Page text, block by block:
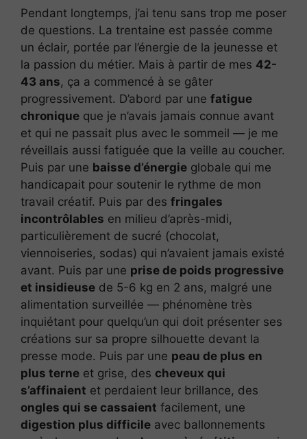
Pendant longtemps, j’ai tenu sans trop me poser
de questions. La trentaine est passée comme
un éclair, portée par l’énergie de la jeunesse et
la passion du métier. Mais à partir de mes 42-
43 ans, ça a commencé à se gâter
progressivement. D’abord par une fatigue
chronique que je n’avais jamais connue avant
et qui ne passait plus avec le sommeil — je me
réveillais aussi fatiguée que la veille au coucher.
Puis par une baisse d’énergie globale qui me
handicapait pour soutenir le rythme de mon
travail créatif. Puis par des fringales
incontrôlables en milieu d’après-midi,
particulièrement de sucré (chocolat,
viennoiseries, sodas) qui n’avaient jamais existé
avant. Puis par une prise de poids progressive
et insidieuse de 5-6 kg en 2 ans, malgré une
alimentation surveillée — phénomène très
inquiétant pour quelqu’un qui doit présenter ses
créations sur sa propre silhouette devant la
presse mode. Puis par une peau de plus en
plus terne et grise, des cheveux qui
s’affinaient et perdaient leur brillance, des
ongles qui se cassaient facilement, une
digestion plus difficile avec ballonnements